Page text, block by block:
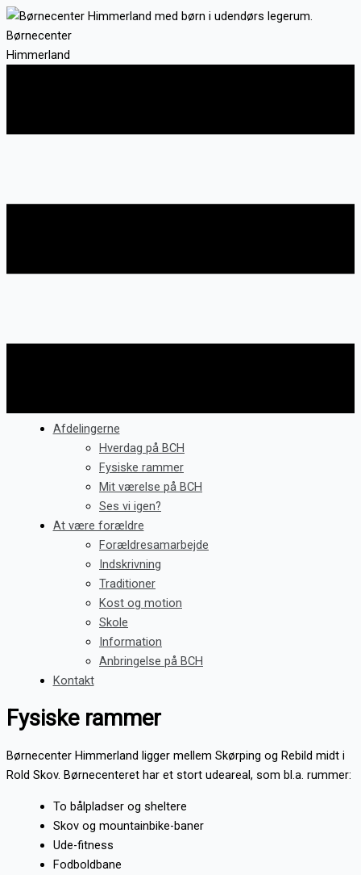
Gå
til
indholdet
Børnecenter
Himmerland
Afdelingerne
Hverdag på BCH
Fysiske rammer
Mit værelse på BCH
Ses vi igen?
At være forældre
Forældresamarbejde
Indskrivning
Traditioner
Kost og motion
Skole
Information
Anbringelse på BCH
Kontakt
Fysiske rammer
Børnecenter Himmerland ligger mellem Skørping og Rebild midt i
Rold Skov. Børnecenteret har et stort udeareal, som bl.a. rummer:
To bålpladser og sheltere
Skov og mountainbike-baner
Ude-fitness
Fodboldbane